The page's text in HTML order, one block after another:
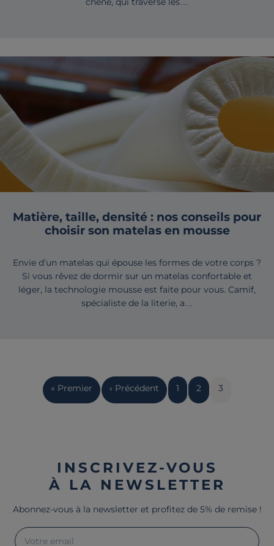
Matière, taille, densité : nos conseils pour
choisir son matelas en mousse
Envie d’un matelas qui épouse les formes de votre corps ?
Si vous rêvez de dormir sur un matelas confortable et
léger, la technologie mousse est faite pour vous. Camif,
spécialiste de la literie, a…
Pagination
Première
page
« Premier
Page
précédente
‹ Précédent Page
1 Page
2
Page
3
INSCRIVEZ-VOUS
À LA NEWSLETTER
Abonnez-vous à la newsletter et profitez de 5% de remise !
Votre email